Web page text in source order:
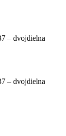
– dvojdielna
– dvojdielna